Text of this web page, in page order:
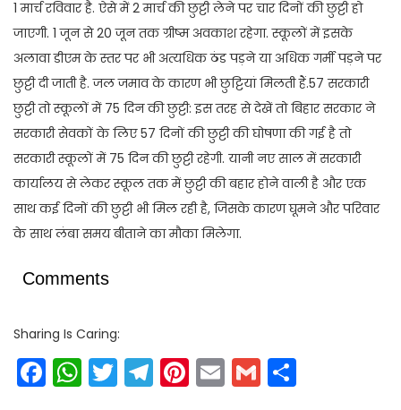
1 मार्च रविवार है. ऐसे में 2 मार्च की छुट्टी लेने पर चार दिनों की छुट्टी हो
जाएगी. 1 जून से 20 जून तक ग्रीष्म अवकाश रहेगा. स्कूलों में इसके
अलावा डीएम के स्तर पर भी अत्यधिक ठंड पड़ने या अधिक गर्मी पड़ने पर
छुट्टी दी जाती है. जल जमाव के कारण भी छुट्टियां मिलती हैं.57 सरकारी
छुट्टी तो स्कूलों में 75 दिन की छुट्टी: इस तरह से देखें तो बिहार सरकार ने
सरकारी सेवकों के लिए 57 दिनों की छुट्टी की घोषणा की गई है तो
सरकारी स्कूलों में 75 दिन की छुट्टी रहेगी. यानी नए साल में सरकारी
कार्यालय से लेकर स्कूल तक में छुट्टी की बहार होने वाली है और एक
साथ कई दिनों की छुट्टी भी मिल रही है, जिसके कारण घूमने और परिवार
के साथ लंबा समय बीताने का मौका मिलेगा.
Comments
Sharing Is Caring:
Facebook
WhatsApp
Twitter
Telegram
Pinterest
EmailGmail